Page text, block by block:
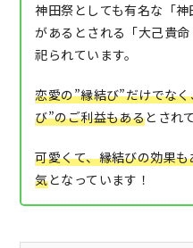
神田祭としても有名な「
があるとされる「大己貴
祀られています。
恋愛の”縁結び”だけでな
び”のご利益もあるとされ
可愛くて、縁結びの効果
気となっています！